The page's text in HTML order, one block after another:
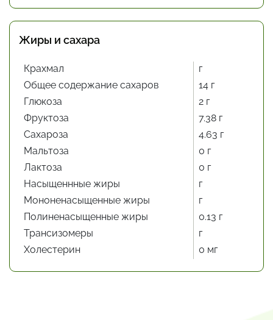
Жиры и сахара
Крахмал
г
Общее содержание сахаров
14 г
Глюкоза
2 г
Фруктоза
7.38 г
Сахароза
4.63 г
Мальтоза
0 г
Лактоза
0 г
Насыщеннные жиры
г
Мононенасыщенные жиры
г
Полиненасыщенные жиры
0.13 г
Трансизомеры
г
Холестерин
0 мг